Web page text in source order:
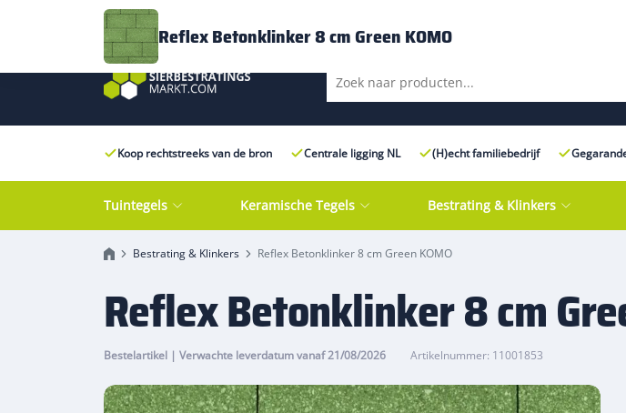
Bezorging FAQ
Koop rechtstreeks van de bron Centrale ligging NL (H)echt familiebedrijf
Tuintegels Keramische Tegels Bestrating & Klinkers
Bestrating & Klinkers Reflex Betonklinker 8 cm Green KOMO
Reflex Betonklinker 8 cm
Bestelartikel | Verwachte leverdatum vanaf 21/08/2026 Artikelnummer: 11001853
Reflex Betonklinker 8 cm Green KOMO